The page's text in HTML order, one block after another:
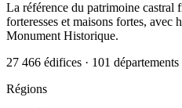
La référence du patrimoine castral
forteresses et maisons fortes, avec
Monument Historique.
27 466 édifices · 101 départements
Régions